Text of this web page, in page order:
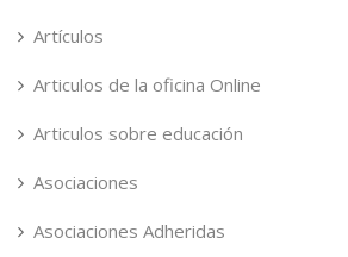
Artículos
Articulos de la oficina Online
Articulos sobre educación
Asociaciones
Asociaciones Adheridas